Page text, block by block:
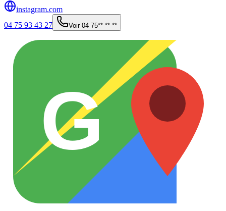
instagram.com
04 75 93 43 27
Voir 04 75** ** **
G